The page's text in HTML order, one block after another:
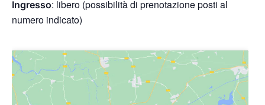
Ingresso: libero (possibilità di prenotazione posti al
numero indicato)